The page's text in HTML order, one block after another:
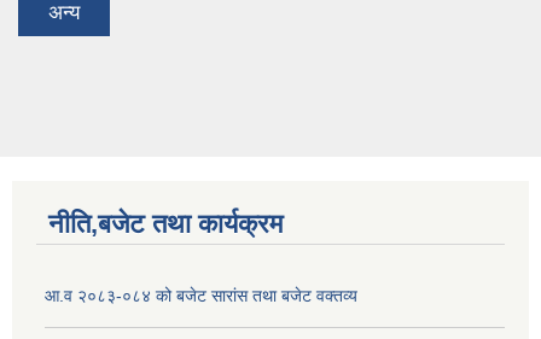
अन्य
नीति,बजेट तथा कार्यक्रम
आ.व २०८३-०८४ को बजेट सारांस तथा बजेट वक्तव्य